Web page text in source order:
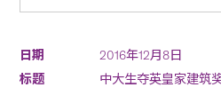
2016年12月8日
中大生夺英皇家建筑